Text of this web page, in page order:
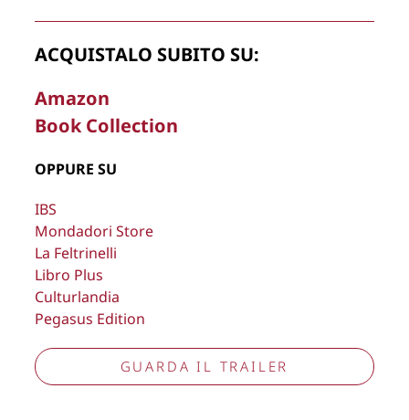
La Direzione stabilisce insindacabilmente di inserire,
rimuovere, oscurare, modificare, immagini e testi del sito, a
Copyright © 2026Lisa Bernardini
Aggiorna preferenze tracciamento
ACQUISTALO SUBITO SU:
Amazon
Book Collection
OPPURE SU
IBS
Mondadori Store
La Feltrinelli
Libro Plus
Culturlandia
Pegasus Edition
GUARDA IL TRAILER